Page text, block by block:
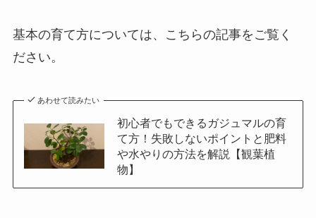
基本の育て方については、こちらの記事をご覧く
ださい。
あわせて読みたい
初心者でもできるガジュマルの育
て方！失敗しないポイントと肥料
や水やりの方法を解説【観葉植
物】